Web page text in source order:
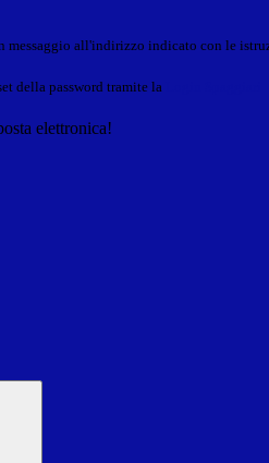
messaggio all'indirizzo indicato con le
della password tramite la
elettronica!